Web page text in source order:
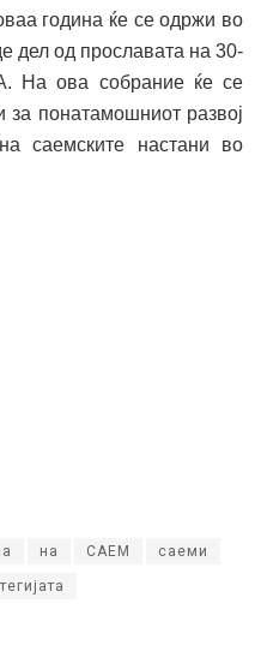
година ќе се одржи во
дел од прославата на 30-
На ова собрание ќе се
за понатамошниот развој
саемските настани во
на САЕМ саеми